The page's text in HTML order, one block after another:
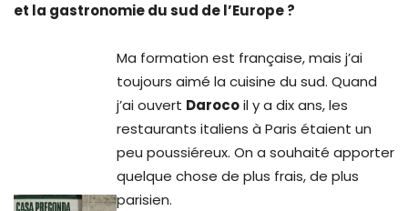
et la gastronomie du sud de l’Europe ?
Ma formation est française, mais j’ai
toujours aimé la cuisine du sud. Quand
j’ai ouvert Darocoil y a dix ans, les
restaurants italiens à Paris étaient un
peu poussiéreux. On a souhaité apporter
quelque chose de plus frais, de plus
parisien.